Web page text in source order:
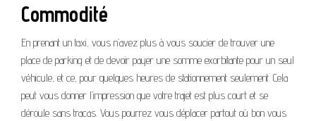
Commodité
En prenant un taxi, vous n’avez plus à vous soucier de trouver une
place de parking et de devoir payer une somme exorbitante pour un seul
véhicule, et ce, pour quelques heures de stationnement seulement. Cela
peut vous donner l’impression que votre trajet est plus court et se
déroule sans tracas. Vous pourrez vous déplacer partout où bon vous